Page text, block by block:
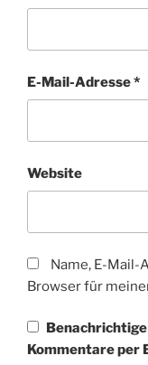
E-Mail-Adresse*
Website
Name, E-Mail-
Browser für
Kommentare per